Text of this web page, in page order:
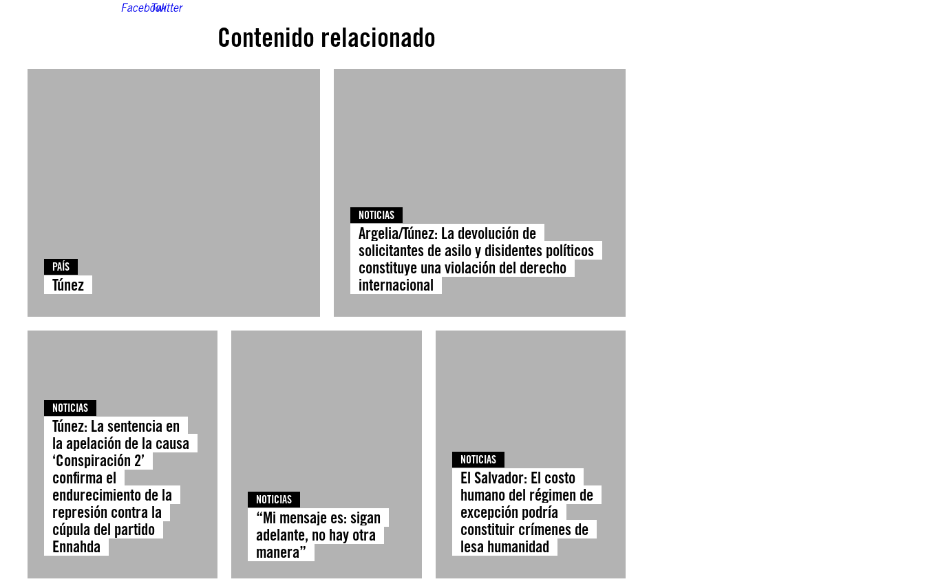
Contenido relacionado
PAÍS
Túnez
NOTICIAS
Argelia/Túnez: La devolución de
solicitantes de asilo y disidentes políticos
constituye una violación del derecho
internacional
NOTICIAS
Túnez: La sentencia en
la apelación de la causa
‘Conspiración 2’
confirma el
endurecimiento de la
represión contra la
cúpula del partido
Ennahda
NOTICIAS
“Mi mensaje es: sigan
adelante, no hay otra
manera”
NOTICIAS
El Salvador: El costo
humano del régimen de
excepción podría
constituir crímenes de
lesa humanidad